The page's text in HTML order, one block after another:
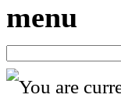
menu